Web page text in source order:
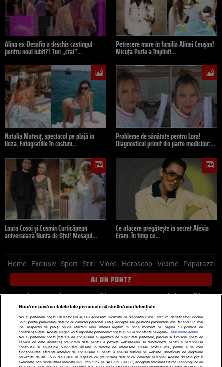
Alina ex-Desafio a deschis castingul
pentru noul iubit?! Trei „crai”…
Petrecere mare în familia Alinei Ceușan!
Micuța Perla a împlinit…
Natalia Mateuț, spectacol pe plajă în
Ibiza. Fotografiile în costum…
Probleme de sănătate pentru Lora!
Diagnosticul primit din parte medicilor:…
Laura Cosoi și Cosmin Curticăpean
aniversează Nunta de Oțel! Mesajul…
Ce afacere pregătește în secret Alexia
Eram. În timp ce…
Home Exclusiv Sport Știri Video Horoscop Vedete Paparazzi
AI UN PONT?
Scrie-ne pe Whatsapp, sună la 0741226226 sau trimite mail la
pont@cancan.ro
Știri interne Știri externe
Politică
Ultimele stiri
Diete Insula Iubirii Dictionar de vise
LIFE STYLE
Horoscop
Nouă ne pasă ca datele tale personale să rămână confidențiale
Noi și partenerii noștri 1019stocăm și/sau accesăm informații pe dispozitivul dvs., precum identificatorii cookie
unici pentru prelucrarea datelor cu caracter personal. Puteți accepta sau gestiona preferințele dvs. făcând clic mai
jos, respectiv vă puteți opune utilizării unui interes legitim în orice moment pe pagina cu politica de
confidențialitate. Aceste alegeri vor fi raportate partenerilor noștri și nu vă vor afecta navigarea.
Mai multe detalii
Noi si partenerii nostri (retelele de socializare si agentiile de publicitate partenere, precum si furnizorii nostri de
servicii de date analitice) prelucram date pentru a permite website-ului sa functioneze, pentru a personaliza
continutul si anunturile publicitare afisate in functie de interesele si/sau profilul dvs., pentru a va oferi
functionalitati aferente retelelor de socializare si pentru a analiza traficul pe website. Beneficiati de drepturile
prevazute de art. 15-22 din GDPR in legatura cu prelucrarea datelor cu caracter personal. Aceste drepturi pot fi
exercitate prin modalitatea indicataaici . Prin click pe “ACCEPT TOATE”, acceptati folosirea tuturor Tehnologiilor de